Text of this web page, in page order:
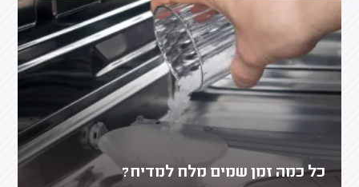
כל כמה זמן שמים מלח למדיח?